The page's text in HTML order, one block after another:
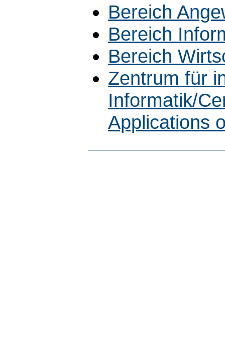
Bereich
Bereich
Bereich
Zentrum für
Informatik/
Applications